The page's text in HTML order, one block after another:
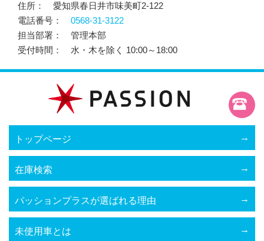
住所：
愛知県春日井市味美町2-122
電話番号：
0568-31-3122
担当部署：
管理本部
受付時間：
水・木を除く 10:00～18:00
トップページ
在庫検索
パッションプラスが選ばれる理由
未使用車とは